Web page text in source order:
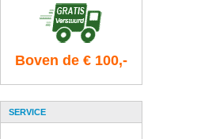
Boven de € 100,-
SERVICE